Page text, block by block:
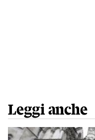
Leggi anche